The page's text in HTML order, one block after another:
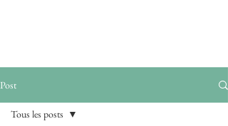
Post
Tous les posts